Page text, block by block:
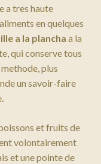
a tres haute
en quelques
a la plancha a la
qui conserve tous
plus
un savoir-faire
et fruits de
volontairement
et une pointe de